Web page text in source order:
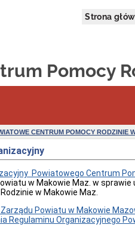
Strona
Pomocy
CENTRUM POMOCY RODZINIE
Powiatowego Centrum
w Makowie Maz. w
w Makowie Maz.
Zarządu Powiatu w Makowie
Regulaminu Organizacyjnego